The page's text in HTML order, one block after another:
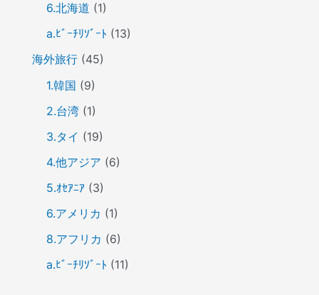
6.北海道 (1)
a.ﾋﾞｰﾁﾘｿﾞｰﾄ (13)
海外旅行(45)
1.韓国 (9)
2.台湾(1)
3.タイ (19)
4.他アジア (6)
5.ｵｾｱﾆｱ(3)
6.アメリカ (1)
8.アフリカ (6)
a.ﾋﾞｰﾁﾘｿﾞｰﾄ (11)